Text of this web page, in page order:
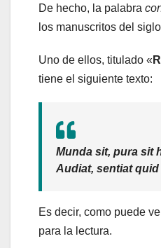
De hecho, la palabra
los manuscritos del
Uno de ellos, titulado «
tiene el siguiente texto:
Munda sit, pura sit
Audiat, sentiat
Es decir, como puede
para la lectura.